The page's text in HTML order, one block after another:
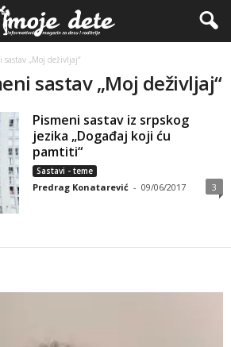
sastav „Moj deživljaj“
sastav „Moj deživljaj“
Pismeni sastav iz srpskog
jezika „Događaj koji ću
pamtiti“
Sastavi - teme
Predrag Konatarević - 09/06/2017 3